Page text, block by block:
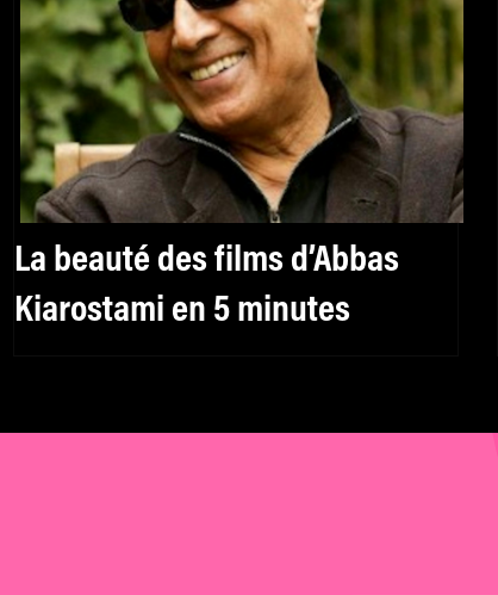
La beauté des films d’Abbas
Kiarostami en 5 minutes